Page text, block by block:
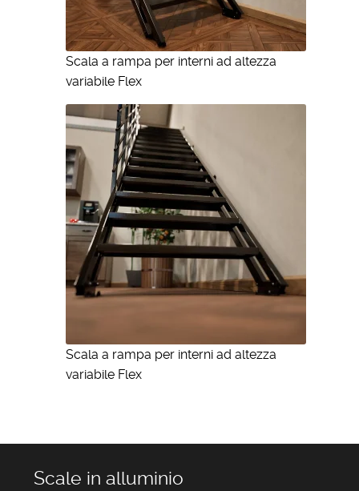
Scala a rampa per interni ad altezza
variabile Flex
Scala a rampa per interni ad altezza
variabile Flex
Scale in alluminio